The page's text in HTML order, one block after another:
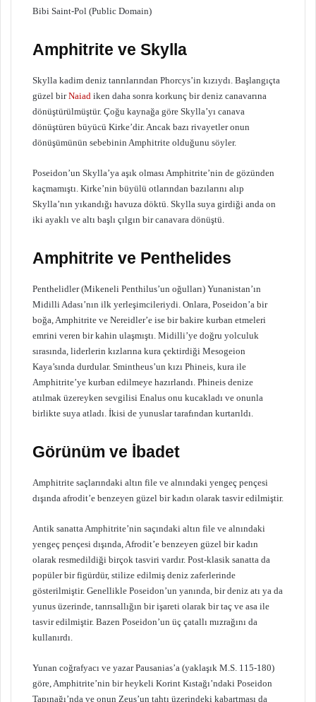
Bibi Saint-Pol (Public Domain)
Amphitrite ve Skylla
Skylla kadim deniz tanrılarından Phorcys’in kızıydı. Başlangıçta
güzel birNaiad iken daha sonra korkunç bir deniz canavarına
dönüştürülmüştür. Çoğu kaynağa göre Skylla’yı canava
dönüştüren büyücü Kirke’dir. Ancak bazı rivayetler onun
dönüşümünün sebebinin Amphitrite olduğunu söyler.
Poseidon’un Skylla’ya aşık olması Amphitrite’nin de gözünden
kaçmamıştı. Kirke’nin büyülü otlarından bazılarını alıp
Skylla’nın yıkandığı havuza döktü. Skylla suya girdiği anda on
iki ayaklı ve altı başlı çılgın bir canavara dönüştü.
Amphitrite ve Penthelides
Penthelidler (Mikeneli Penthilus’un oğulları) Yunanistan’ın
Midilli Adası’nın ilk yerleşimcileriydi. Onlara, Poseidon’a bir
boğa, Amphitrite ve Nereidler’e ise bir bakire kurban etmeleri
emrini veren bir kahin ulaşmıştı. Midilli’ye doğru yolculuk
sırasında, liderlerin kızlarına kura çektirdiği Mesogeion
Kaya’sında durdular. Smintheus’un kızı Phineis, kura ile
Amphitrite’ye kurban edilmeye hazırlandı. Phineis denize
atılmak üzereyken sevgilisi Enalus onu kucakladı ve onunla
birlikte suya atladı. İkisi de yunuslar tarafından kurtarıldı.
Görünüm ve İbadet
Amphitrite saçlarındaki altın file ve alnındaki yengeç pençesi
dışında afrodit’e benzeyen güzel bir kadın olarak tasvir edilmiştir.
Antik sanatta Amphitrite’nin saçındaki altın file ve alnındaki
yengeç pençesi dışında, Afrodit’e benzeyen güzel bir kadın
olarak resmedildiği birçok tasviri vardır. Post-klasik sanatta da
popüler bir figürdür, stilize edilmiş deniz zaferlerinde
gösterilmiştir. Genellikle Poseidon’un yanında, bir deniz atı ya da
yunus üzerinde, tanrısallığın bir işareti olarak bir taç ve asa ile
tasvir edilmiştir. Bazen Poseidon’un üç çatallı mızrağını da
kullanırdı.
Yunan coğrafyacı ve yazar Pausanias’a (yaklaşık M.S. 115-180)
göre, Amphitrite’nin bir heykeli Korint Kıstağı’ndaki Poseidon
Tapınağı’nda ve onun Zeus’un tahtı üzerindeki kabartması da